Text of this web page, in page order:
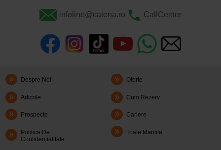
infoline@catena.ro CallCenter
Despre Noi Oferte
Articole Cum Rezerv
Prospecte Cariere
Politica De
Confidentialitate
Toate Marcile